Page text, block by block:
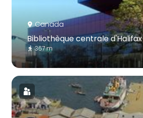
Canada
Bibliothèque centrale d'Halifax
367 m